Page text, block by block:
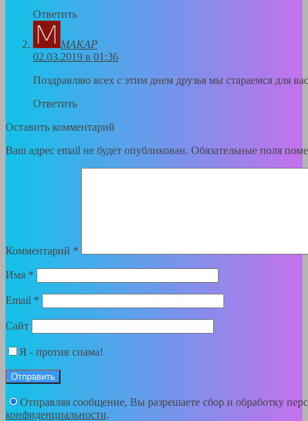
Ответить
МАКАР
02.03.2019 в 01:36
Поздравляю всех с этим днем друзья мы стараемся для
Ответить
Оставить комментарий
Ваш адрес email не будет опубликован. Обязательные поля
Комментарий *
Имя *
Email *
Сайт
Я - против спама!
Отправляя сообщение, Вы разрешаете сбор и обработку
конфиденциальности.